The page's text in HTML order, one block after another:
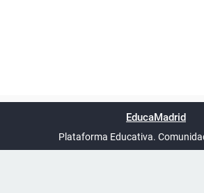
UTC+02:00
phpBB España
EducaMadrid
Plataforma Educativa.